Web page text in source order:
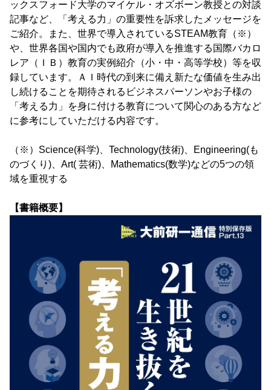
ックスフォード大学のマイケル・オズボーン教授との対談
記事など、「考える力」の重要性を訴求したメッセージを
ご紹介。また、世界で導入されているSTEAM教育（※）
や、世界各国や国内でも政府が導入を推進する国際バカロ
レア（ＩＢ）教育の実例紹介（小・中・高等学校）等を収
録しています。ＡＩ時代の到来に備え新たな価値を生み出
し続けることを期待されるビジネスパーソンやお子様の
「考える力」を身に付ける教育について関心のある方など
に参考にしていただける内容です。
（※）Science(科学)、Technology(技術)、Engineering(も
のづくり)、Art( 芸術)、Mathematics(数学)などの5つの領
域を重視する
【書籍概要】